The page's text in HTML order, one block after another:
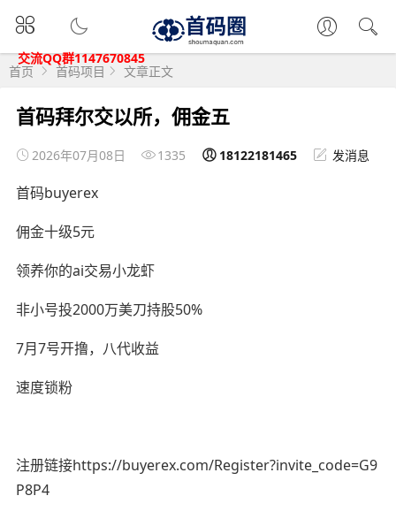
交流QQ群1147670845
首页 首码项目 文章正文
首码拜尔交以所，佣金五
2026年07月08日 1335 18122181465 发消息
首码buyerex
佣金十级5元
领养你的ai交易小龙虾
非小号投2000万美刀持股50%
7月7号开撸，八代收益
速度锁粉
注册链接https://buyerex.com/Register?invite_code=G9
P8P4